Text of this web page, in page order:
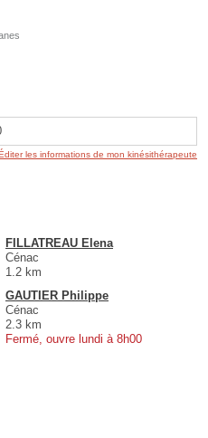
les informations de mon kinésithérapeute
FILLATREAU Elena
Cénac
1.2 km
GAUTIER Philippe
Cénac
2.3 km
Fermé, ouvre lundi à 8h00